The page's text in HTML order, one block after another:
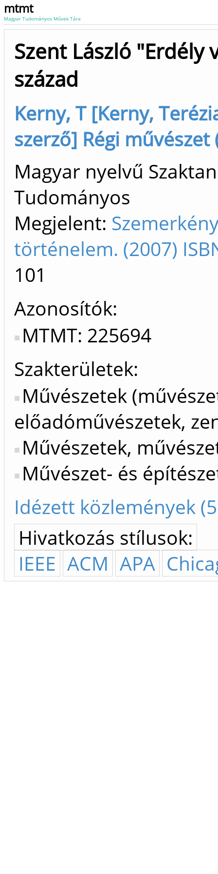
mtmt
Magyar Tudományos Művek Tára
Szent László "Erdély
század
Kerny, T [Kerny,
szerző] Régi művészet
Magyar nyelvű
Tudományos
Megjelent:
történelem. (2007)
101
Azonosítók
MTMT: 225694
Szakterületek:
Művészetek
előadóművészetek,
Művészetek,
Művészet- és
Idézett közlemények
Hivatkozás stílusok:
IEEE ACM APA